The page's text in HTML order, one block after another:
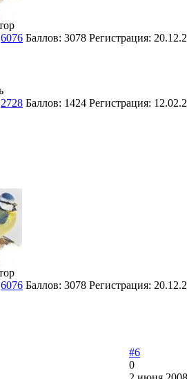
6076 Баллов: 3078 Регистрация:
2728 Баллов: 1424 Регистрация:
6076 Баллов: 3078 Регистрация:
#6
0